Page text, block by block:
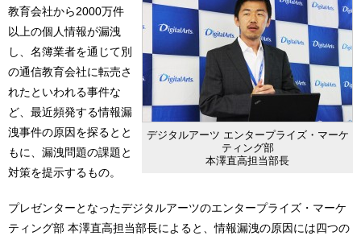
デジタルアーツ エンタープライズ・マーケ
ティング部
本澤直高担当部長
教育会社から2000万件
以上の個人情報が漏洩
し、名簿業者を通じて別
の通信教育会社に転売さ
れたといわれる事件な
ど、最近頻発する情報漏
洩事件の原因を探るとと
もに、漏洩問題の課題と
対策を提示するもの。
プレゼンターとなったデジタルアーツのエンタープライズ・マーケ
ティング部 本澤直高担当部長によると、情報漏洩の原因には四つの